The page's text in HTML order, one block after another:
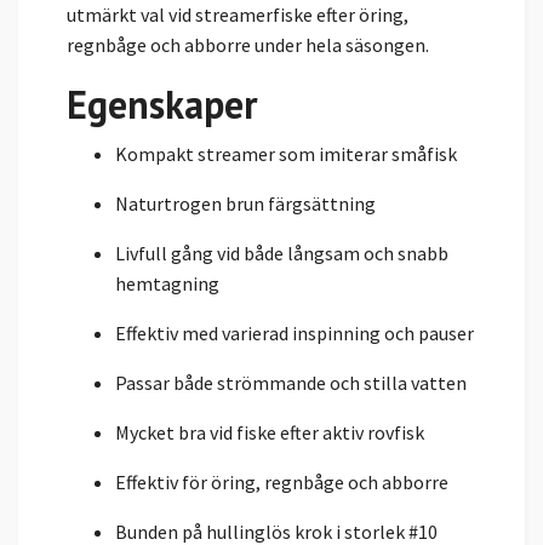
utmärkt val vid streamerfiske efter öring,
regnbåge och abborre under hela säsongen.
Egenskaper
Kompakt streamer som imiterar småfisk
Naturtrogen brun färgsättning
Livfull gång vid både långsam och snabb
hemtagning
Effektiv med varierad inspinning och pauser
Passar både strömmande och stilla vatten
Mycket bra vid fiske efter aktiv rovfisk
Effektiv för öring, regnbåge och abborre
Bunden på hullinglös krok i storlek #10